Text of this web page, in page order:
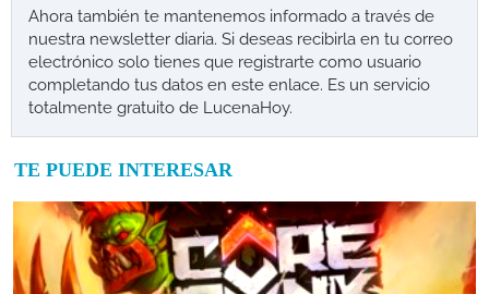
Ahora también te mantenemos informado a través de
nuestra newsletter diaria. Si deseas recibirla en tu correo
electrónico solo tienes que registrarte como usuario
completando tus datos en este enlace. Es un servicio
totalmente gratuito de LucenaHoy.
TE PUEDE INTERESAR